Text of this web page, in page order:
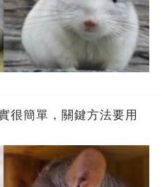
很簡單，關鍵方法要用